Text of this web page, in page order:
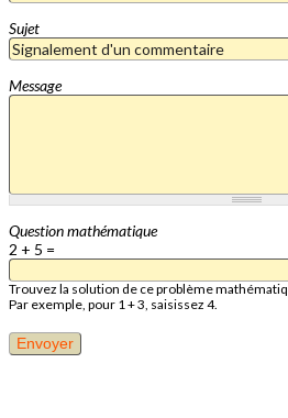
Sujet
Message
Question mathématique
2 + 5 =
Trouvez la solution de ce problème
Par exemple, pour 1 + 3, saisissez 4.